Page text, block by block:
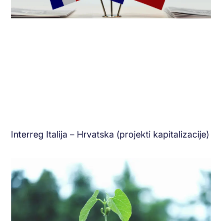
Interreg Italija – Hrvatska (projekti kapitalizacije)